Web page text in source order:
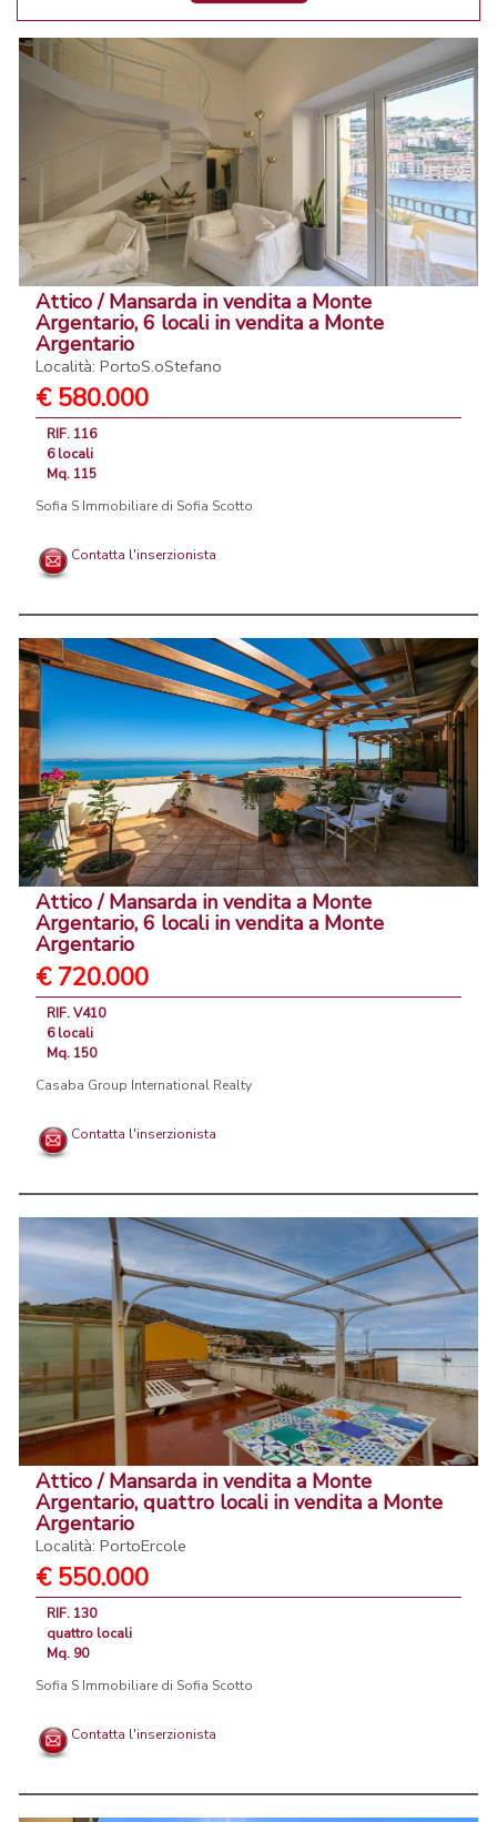
Attico / Mansarda in vendita a Monte
Argentario, 6 locali in vendita a Monte
Argentario
Località: PortoS.oStefano
€ 580.000
RIF. 116
6 locali
Mq. 115
Sofia S Immobiliare di Sofia Scotto
Contatta l'inserzionista
Attico / Mansarda in vendita a Monte
Argentario, 6 locali in vendita a Monte
Argentario
€ 720.000
RIF. V410
6 locali
Mq. 150
Casaba Group International Realty
Contatta l'inserzionista
Attico / Mansarda in vendita a Monte
Argentario, quattro locali in vendita a Monte
Argentario
Località: PortoErcole
€ 550.000
RIF. 130
quattro locali
Mq. 90
Sofia S Immobiliare di Sofia Scotto
Contatta l'inserzionista